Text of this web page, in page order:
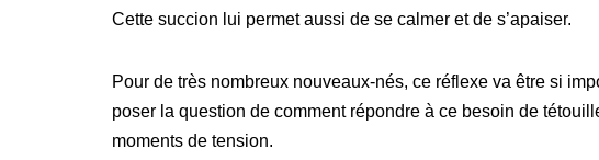
Cette succion lui permet aussi de se calmer et de s’apaiser.
Pour de très nombreux nouveaux-nés, ce réflexe va être si
poser la question de comment répondre à ce besoin de
moments de tension.